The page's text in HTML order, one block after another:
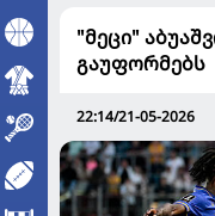
"მეცი"
გაუფორმებს
22:14/21-05-2026